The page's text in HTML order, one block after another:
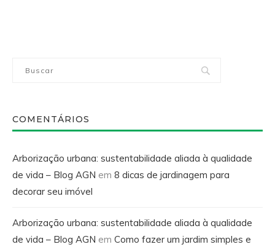
COMENTÁRIOS
Arborização urbana: sustentabilidade aliada à qualidade
de vida – Blog AGN em 8 dicas de jardinagem para
decorar seu imóvel
Arborização urbana: sustentabilidade aliada à qualidade
de vida – Blog AGN em Como fazer um jardim simples e